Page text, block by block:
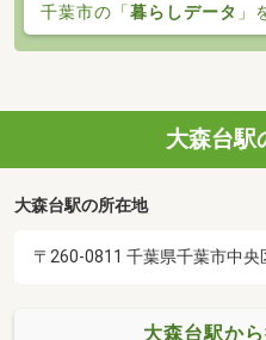
千葉市の「暮らしデータ 」
大森台駅
大森台駅の所在地
〒260-0811 千葉県千葉市中央
大森台駅か